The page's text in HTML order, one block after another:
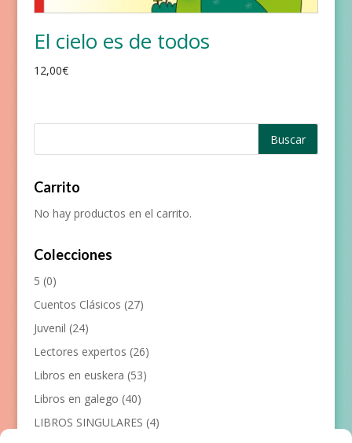
El cielo es de todos
12,00€
Carrito
No hay productos en el carrito.
Colecciones
5 (0)
Cuentos Clásicos (27)
Juvenil (24)
Lectores expertos (26)
Libros en euskera (53)
Libros en galego (40)
LIBROS SINGULARES (4)